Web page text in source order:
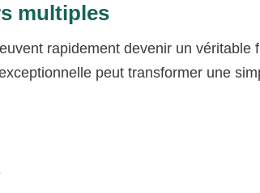
multiples
rapidement devenir un véritable
peut transformer une